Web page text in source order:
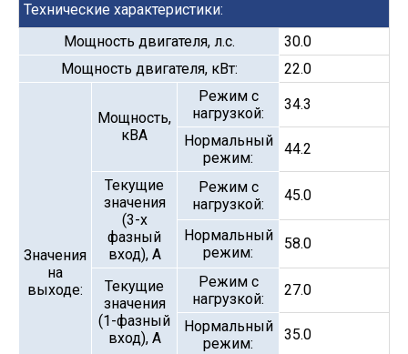
Технические характеристики:
Мощность двигателя, л.с.
30.0
Мощность двигателя, кВт:
22.0
Значения
на
выходе:
Мощность,
кВА
Режим с
нагрузкой:
34.3
Нормальный
режим:
44.2
Текущие
значения
(3-х
фазный
вход), А
Режим с
нагрузкой:
45.0
Нормальный
режим:
58.0
Текущие
значения
(1-фазный
вход), А
Режим с
нагрузкой:
27.0
Нормальный
режим:
35.0